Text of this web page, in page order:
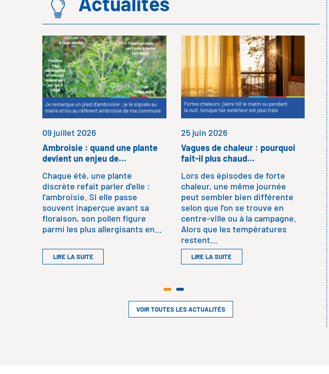
09 juillet 2026
Ambroisie : quand une plante
devient un enjeu de…
Chaque été, une plante
discrète refait parler d'elle :
l'ambroisie. Si elle passe
souvent inaperçue avant sa
floraison, son pollen figure
parmi les plus allergisants en…
LIRE LA SUITE
25 juin 2026
Vagues de chaleur : pourquoi
fait-il plus chaud…
Lors des épisodes de forte
chaleur, une même journée
peut sembler bien différente
selon que l'on se trouve en
centre-ville ou à la campagne.
Alors que les températures
restent…
LIRE LA SUITE
VOIR TOUTES LES ACTUALITÉS